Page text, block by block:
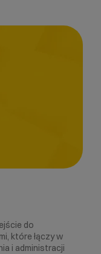
do
które łączy w
i administracji